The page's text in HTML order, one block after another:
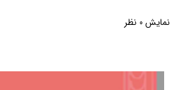
نمایش 0 نظر